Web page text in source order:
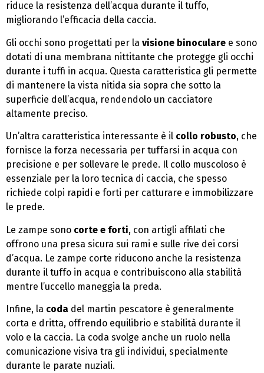
riduce la resistenza dell’acqua durante il tuffo,
migliorando l’efficacia della caccia.
Gli occhi sono progettati per la visione binoculare e sono
dotati di una membrana nittitante che protegge gli occhi
durante i tuffi in acqua. Questa caratteristica gli permette
di mantenere la vista nitida sia sopra che sotto la
superficie dell’acqua, rendendolo un cacciatore
altamente preciso.
Un’altra caratteristica interessante è il collo robusto, che
fornisce la forza necessaria per tuffarsi in acqua con
precisione e per sollevare le prede. Il collo muscoloso è
essenziale per la loro tecnica di caccia, che spesso
richiede colpi rapidi e forti per catturare e immobilizzare
le prede.
Le zampe sono corte e forti, con artigli affilati che
offrono una presa sicura sui rami e sulle rive dei corsi
d’acqua. Le zampe corte riducono anche la resistenza
durante il tuffo in acqua e contribuiscono alla stabilità
mentre l’uccello maneggia la preda.
Infine, la coda del martin pescatore è generalmente
corta e dritta, offrendo equilibrio e stabilità durante il
volo e la caccia. La coda svolge anche un ruolo nella
comunicazione visiva tra gli individui, specialmente
durante le parate nuziali.